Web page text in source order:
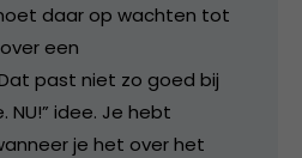
daar op wachten tot
een
past niet zo goed bij
NU!” idee. Je hebt
je het over het